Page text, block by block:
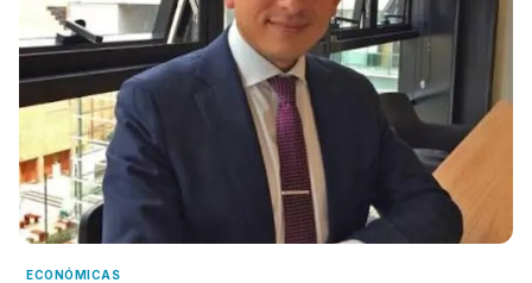
ECONÓMICAS